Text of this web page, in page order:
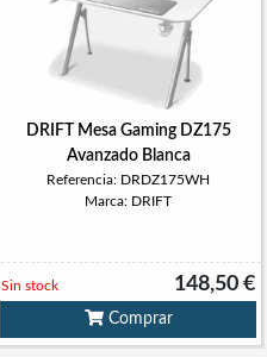
DRIFT Mesa Gaming DZ175
Avanzado Blanca
Referencia: DRDZ175WH
Marca: DRIFT
148,50 €
Sin stock
Comprar